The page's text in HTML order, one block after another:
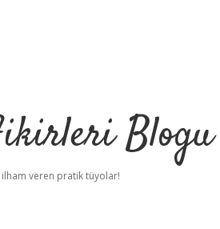
Blogu
veren pratik tüyolar!